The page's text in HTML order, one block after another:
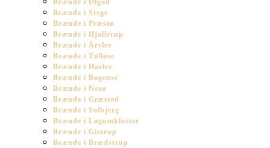
Brænde i Ølgod
Brænde i Stege
Brænde i Præstø
Brænde i Hjallerup
Brænde i Årslev
Brænde i Tølløse
Brænde i Harlev
Brænde i Bogense
Brænde i Nexø
Brænde i Græsted
Brænde i Solbjerg
Brænde i Løgumkloster
Brænde i Gistrup
Brænde i Brædstrup